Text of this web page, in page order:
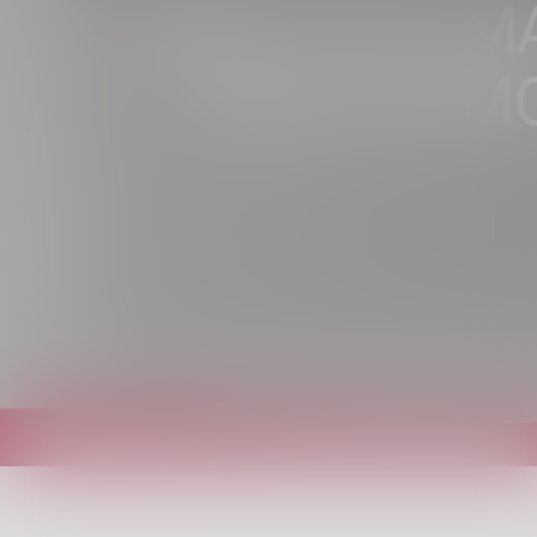
DALLA
VOLPI IN